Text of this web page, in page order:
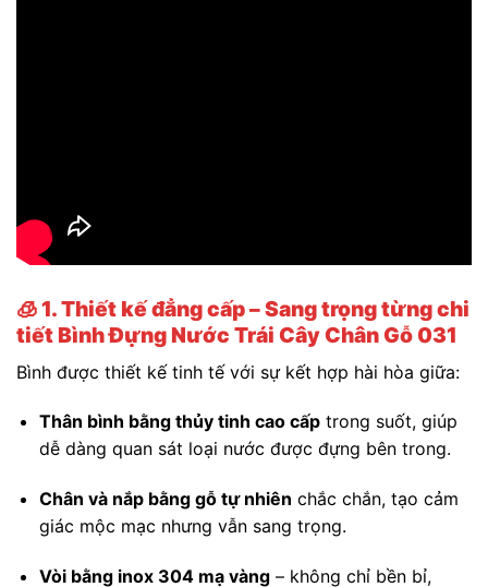
🧊1. Thiết kế đẳng cấp – Sang trọng từng chi
tiết Bình Đựng Nước Trái Cây Chân Gỗ 031
Bình được thiết kế tinh tế với sự kết hợp hài hòa giữa:
Thân bình bằng thủy tinh cao cấptrong suốt, giúp
dễ dàng quan sát loại nước được đựng bên trong.
Chân và nắp bằng gỗ tự nhiên chắc chắn, tạo cảm
giác mộc mạc nhưng vẫn sang trọng.
Vòi bằng inox 304 mạ vàng– không chỉ bền bỉ,